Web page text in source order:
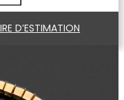
D’ESTIMATION